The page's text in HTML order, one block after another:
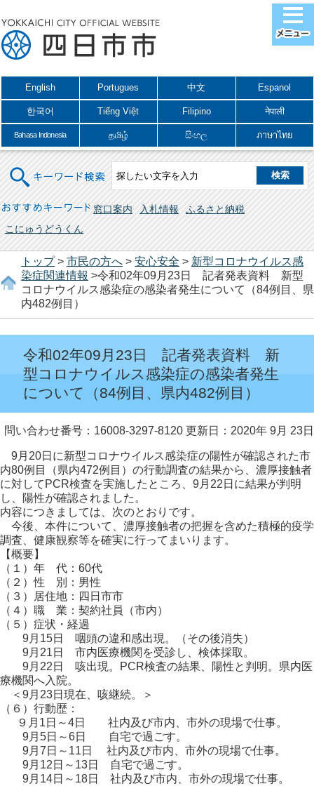
English Portugues 中文 Espanol
한국어 Tiếng Việt Filipino नेपाली
Bahasa Indonesia தமிழ் සිංහල ภาษาไทย
キーワード検索
おすすめキーワード 窓口案内 入札情報
ふるさと納税
こにゅうどうくん
トップ> 市民の方へ > 安心安全 > 新型コロナウイルス感
染症関連情報 >令和02年09月23日 記者発表資料 新型
コロナウイルス感染症の感染者発生について（84例目、県
内482例目）
令和02年09月23日 記者発表資料 新
型コロナウイルス感染症の感染者発生
について（84例目、県内482例目）
問い合わせ番号：16008-3297-8120 更新日：2020年 9月 23日
9月20日に新型コロナウイルス感染症の陽性が確認された市
内80例目（県内472例目）の行動調査の結果から、濃厚接触者
に対してPCR検査を実施したところ、9月22日に結果が判明
し、陽性が確認されました。
内容につきましては、次のとおりです。
今後、本件について、濃厚接触者の把握を含めた積極的疫学
調査、健康観察等を確実に行ってまいります。
【概要】
（１）年 代：60代
（２）性 別：男性
（３）居住地：四日市市
（４）職 業：契約社員（市内）
（５）症状・経過
9月15日 咽頭の違和感出現。（その後消失）
9月21日 市内医療機関を受診し、検体採取。
9月22日 咳出現。PCR検査の結果、陽性と判明。県内医
療機関へ入院。
＜9月23日現在、咳継続。＞
（６）行動歴：
９月1日～4日 社内及び市内、市外の現場で仕事。
9月5日～6日 自宅で過ごす。
9月7日～11日 社内及び市内、市外の現場で仕事。
9月12日～13日 自宅で過ごす。
9月14日～18日 社内及び市内、市外の現場で仕事。